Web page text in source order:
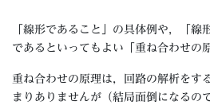
「線形であること」の具体例や，「線
であるといってもよい「重ね合わせの
重ね合わせの原理は，回路の解析をす
まりありませんが（結局面倒になるの